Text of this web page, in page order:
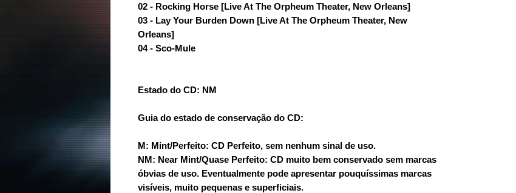
02 - Rocking Horse [Live At The Orpheum Theater, New Orleans]
03 - Lay Your Burden Down [Live At The Orpheum Theater, New
Orleans]
04 - Sco-Mule
Estado do CD: NM
Guia do estado de conservação do CD:
M: Mint/Perfeito: CD Perfeito, sem nenhum sinal de uso.
NM: Near Mint/Quase Perfeito: CD muito bem conservado sem marcas
óbvias de uso. Eventualmente pode apresentar pouquíssimas marcas
visíveis, muito pequenas e superficiais.